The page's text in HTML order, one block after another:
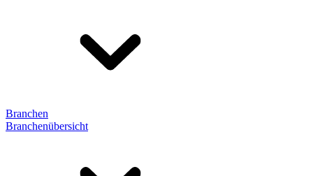
Branchen
Branchenübersicht